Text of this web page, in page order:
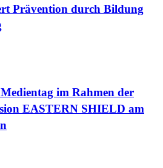
Prävention durch Bildung
im Rahmen der
EASTERN SHIELD am